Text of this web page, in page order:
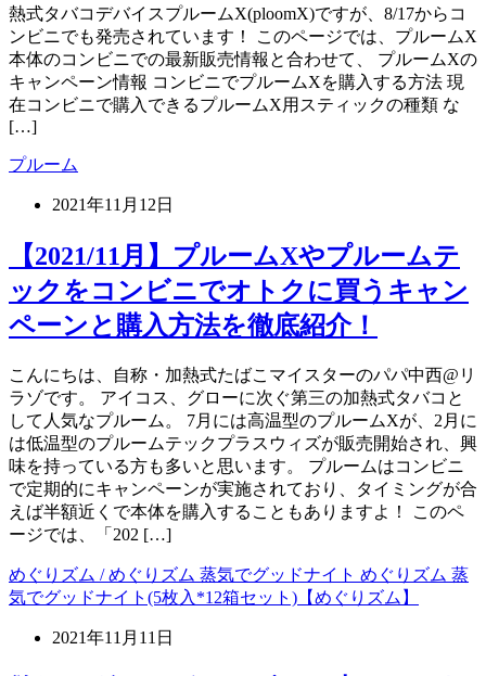
熱式タバコデバイスプルームX(ploomX)ですが、8/17からコ
ンビニでも発売されています！ このページでは、プルームX
本体のコンビニでの最新販売情報と合わせて、 プルームXの
キャンペーン情報 コンビニでプルームXを購入する方法 現
在コンビニで購入できるプルームX用スティックの種類 な
[…]
プルーム
2021年11月12日
【2021/11月】プルームXやプルームテ
ックをコンビニでオトクに買うキャン
ペーンと購入方法を徹底紹介！
こんにちは、自称・加熱式たばこマイスターのパパ中西@リ
ラゾです。 アイコス、グローに次ぐ第三の加熱式タバコと
して人気なプルーム。 7月には高温型のプルームXが、2月に
は低温型のプルームテックプラスウィズが販売開始され、興
味を持っている方も多いと思います。 プルームはコンビニ
で定期的にキャンペーンが実施されており、タイミングが合
えば半額近くで本体を購入することもありますよ！ このペ
ージでは、「202 […]
めぐりズム / めぐりズム 蒸気でグッドナイト めぐりズム 蒸
気でグッドナイト(5枚入*12箱セット)【めぐりズム】
2021年11月11日